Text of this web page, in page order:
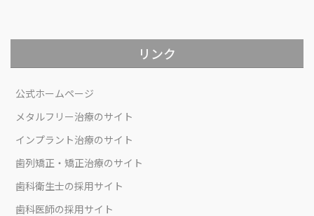
リンク
公式ホームページ
メタルフリー治療のサイト
インプラント治療のサイト
歯列矯正・矯正治療のサイト
歯科衛生士の採用サイト
歯科医師の採用サイト